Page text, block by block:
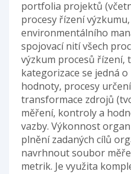
portfolia projektů
procesy řízení
environmentálního
spojovací nití všech
výzkum procesů řízení,
kategorizace se jedná
hodnoty, procesy
transformace zdrojů
měření, kontroly a
vazby. Výkonnost
plnění zadaných cílů
navrhnout soubor
metrik. Je využita